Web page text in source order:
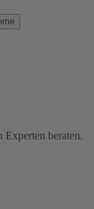
Experten beraten.